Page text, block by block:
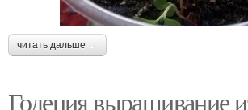
читать дальше →
Годеция выращивание